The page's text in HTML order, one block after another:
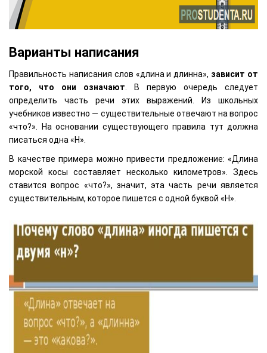
Варианты написания
Правильность написания слов «длина и длинна», зависит от
того, что они означают . В первую очередь следует
определить часть речи этих выражений. Из школьных
учебников известно — существительные отвечают на вопрос
«что?». На основании существующего правила тут должна
писаться одна «Н».
В качестве примера можно привести предложение: «Длина
морской косы составляет несколько километров». Здесь
ставится вопрос «что?», значит, эта часть речи является
существительным, которое пишется с одной буквой «Н».